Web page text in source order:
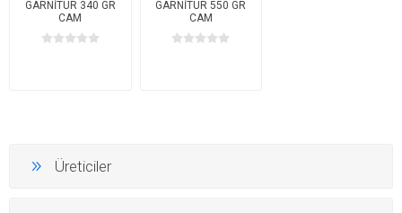
GARNİTUR 340 GR
CAM
GARNİTUR 550 GR
CAM
Üreticiler